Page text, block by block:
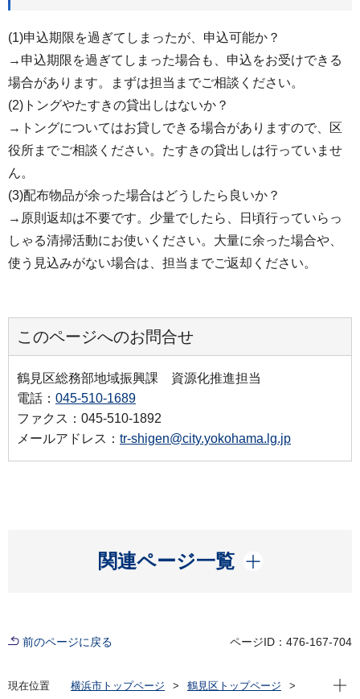
(1)申込期限を過ぎてしまったが、申込可能か？
→申込期限を過ぎてしまった場合も、申込をお受けできる
場合があります。まずは担当までご相談ください。
(2)トングやたすきの貸出しはないか？
→トングについてはお貸しできる場合がありますので、区
役所までご相談ください。たすきの貸出しは行っていませ
ん。
(3)配布物品が余った場合はどうしたら良いか？
→原則返却は不要です。少量でしたら、日頃行っていらっ
しゃる清掃活動にお使いください。大量に余った場合や、
使う見込みがない場合は、担当までご返却ください。
このページへのお問合せ
鶴見区総務部地域振興課 資源化推進担当
電話： 045-510-1689
ファクス：045-510-1892
メールアドレス： tr-shigen@city.yokohama.lg.jp
関連ページ一覧
開く
前のページに戻る ページID：476-167-704
現在位置 横浜市トップページ
鶴見区トップページ
現在